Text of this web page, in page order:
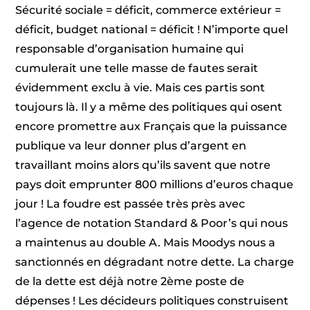
Sécurité sociale = déficit, commerce extérieur =
déficit, budget national = déficit ! N’importe quel
responsable d’organisation humaine qui
cumulerait une telle masse de fautes serait
évidemment exclu à vie. Mais ces partis sont
toujours là. Il y a même des politiques qui osent
encore promettre aux Français que la puissance
publique va leur donner plus d’argent en
travaillant moins alors qu’ils savent que notre
pays doit emprunter 800 millions d’euros chaque
jour ! La foudre est passée très près avec
l’agence de notation Standard & Poor’s qui nous
a maintenus au double A. Mais Moodys nous a
sanctionnés en dégradant notre dette. La charge
de la dette est déjà notre 2ème poste de
dépenses ! Les décideurs politiques construisent